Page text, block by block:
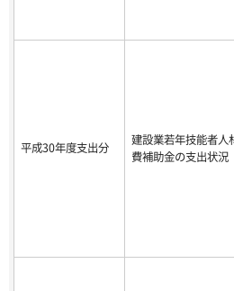
平成30年度支出分
建設業若年技能者人
費補助金の支出状況